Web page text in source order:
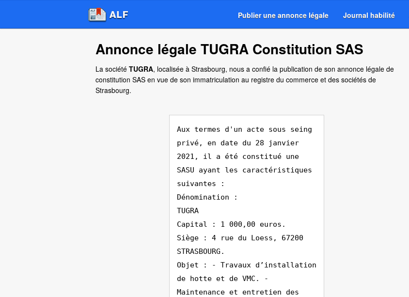
Publier une annonce légale Journal habilité
Annonce légale TUGRA Constitution SAS
La société TUGRA, localisée à Strasbourg, nous a confié la publication de son annonce légale de
constitution SAS en vue de son immatriculation au registre du commerce et des sociétés de
Strasbourg.
Aux termes d'un acte sous seing
privé, en date du 28 janvier
2021, il a été constitué une
SASU ayant les caractéristiques
suivantes :
Dénomination :
TUGRA
Capital : 1 000,00 euros.
Siège : 4 rue du Loess, 67200
STRASBOURG.
Objet : - Travaux d’installation
de hotte et de VMC. -
Maintenance et entretien des